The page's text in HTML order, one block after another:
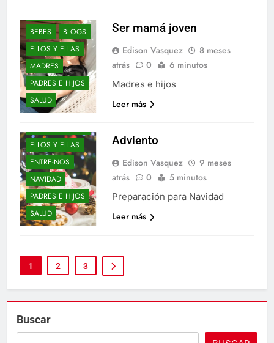
BEBES
BLOGS
ELLOS Y ELLAS
MADRES
PADRES E HIJOS
SALUD
Ser mamá joven
Edison Vasquez
8 meses
atrás
0 6 minutos
Madres e hijos
Leer más
ADVIENTO
AÑO NUEVO
BLOGS
DE-TODO-COMO-
EN-BOTICA
ELLOS Y ELLAS
ENTRE-NOS
NAVIDAD
PADRES E HIJOS
SALUD
Adviento
Edison Vasquez
9 meses
atrás
0 5 minutos
Preparación para Navidad
Leer más
1 2 3
Buscar